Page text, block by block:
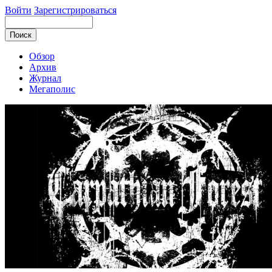
Войти Зарегистрироваться
Обзор
Архив
Журнал
Мегаполис